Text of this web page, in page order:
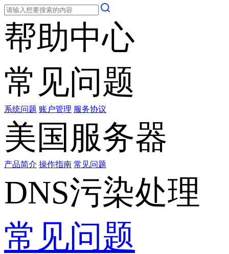
帮助中心
常见问题
系统问题 账户管理 服务协议
美国服务器
产品简介 操作指南 常见问题
DNS污染处理
常见问题